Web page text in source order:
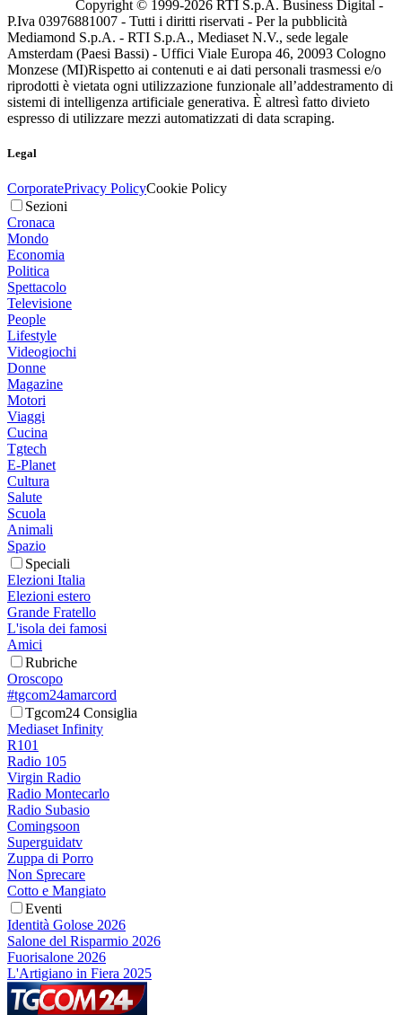
Copyright © 1999-2026 RTI S.p.A. Business Digital -
P.Iva 03976881007 - Tutti i diritti riservati - Per la pubblicità
Mediamond S.p.A. - RTI S.p.A., Mediaset N.V., sede legale
Amsterdam (Paesi Bassi) - Uffici Viale Europa 46, 20093 Cologno
Monzese (MI)Rispetto ai contenuti e ai dati personali trasmessi e/o
riprodotti è vietata ogni utilizzazione funzionale all’addestramento di
sistemi di intelligenza artificiale generativa. È altresì fatto divieto
espresso di utilizzare mezzi automatizzati di data scraping.
Legal
CorporatePrivacy PolicyCookie Policy
Sezioni
Cronaca
Mondo
Economia
Politica
Spettacolo
Televisione
People
Lifestyle
Videogiochi
Donne
Magazine
Motori
Viaggi
Cucina
Tgtech
E-Planet
Cultura
Salute
Scuola
Animali
Spazio
Speciali
Elezioni Italia
Elezioni estero
Grande Fratello
L'isola dei famosi
Amici
Rubriche
Oroscopo
#tgcom24amarcord
Tgcom24 Consiglia
Mediaset Infinity
R101
Radio 105
Virgin Radio
Radio Montecarlo
Radio Subasio
Comingsoon
Superguidatv
Zuppa di Porro
Non Sprecare
Cotto e Mangiato
Eventi
Identità Golose 2026
Salone del Risparmio 2026
Fuorisalone 2026
L'Artigiano in Fiera 2025